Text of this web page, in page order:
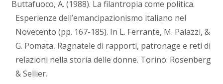
Buttafuoco, A. (1988). La filantropia come politica.
Esperienze dell’emancipazionismo italiano nel
Novecento (pp. 167-185). In L. Ferrante, M. Palazzi, &
G. Pomata, Ragnatele di rapporti, patronage e reti di
relazioni nella storia delle donne. Torino: Rosenberg
& Sellier.